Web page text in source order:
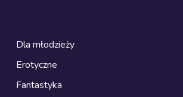
Dla młodzieży
Erotyczne
Fantastyka